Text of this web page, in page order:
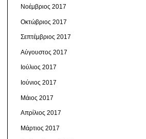
Νοέμβριος 2017
Οκτώβριος 2017
Σεπτέμβριος 2017
Αύγουστος 2017
Ιούλιος 2017
Ιούνιος 2017
Μάιος 2017
Απρίλιος 2017
Μάρτιος 2017